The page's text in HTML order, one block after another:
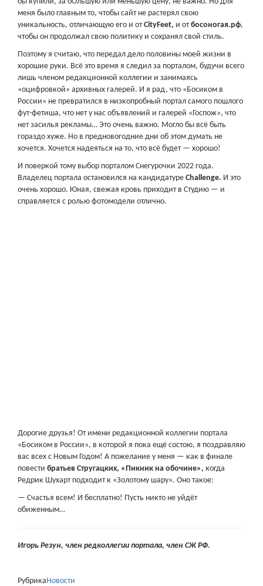
меня было главным то, чтобы сайт не растерял свою
уникальность, отличающую его и отCityFeet, и отбосоногая.рф,
чтобы он продолжал свою политику и сохранял свой стиль.
Поэтому я считаю, что передал дело половины моей жизни в
хорошие руки. Всё это время я следил за порталом, будучи всего
лишь членом редакционной коллегии и занимаясь
«оцифровкой» архивных галерей. И я рад, что «Босиком в
России» не превратился в низкопробный портал самого пошлого
фут-фетиша, что нет у нас объявлений и галерей «Госпож», что
нет засилья рекламы… Это очень важно. Могло бы всё быть
гораздо хуже. Но в предновогодние дни об этом думать не
хочется. Хочется надеяться на то, что всё будет — хорошо!
И поверкой тому выбор порталом Снегурочки 2022 года.
Владелец портала остановился на кандидатуре Challenge. И это
очень хорошо. Юная, свежая кровь приходит в Студию — и
справляется с ролью фотомодели отлично.
Дорогие друзья! От имени редакционной коллегии портала
«Босиком в России», в которой я пока ещё состою, я поздравляю
вас всех с Новым Годом! А пожелание у меня — как в финале
повести братьев Стругацких, «Пикник на обочине», когда
Редрик Шухарт подходит к «Золотому шару». Оно такое:
— Счастья всем! И бесплатно! Пусть никто не уйдёт
обиженным…
Игорь Резун, член редколлегии портала, член СЖ РФ.
РубрикаНовости